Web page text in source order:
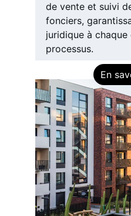
de vente et suivi
fonciers,
juridique à chaque
processus.
En